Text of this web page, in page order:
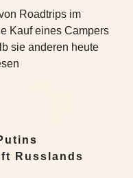
Roadtrips im
Kauf eines Campers
sie anderen heute
Russlands